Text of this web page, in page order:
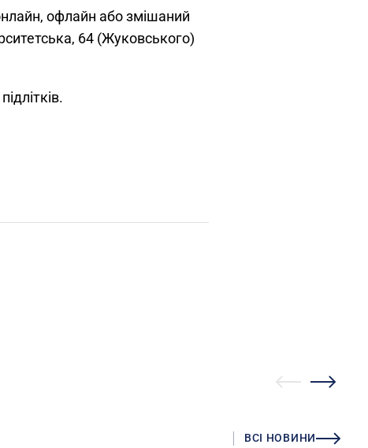
офлайн або змішаний
64 (Жуковського)
ВСІ НОВИНИ